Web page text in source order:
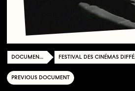
PREVIOUS DOCUMENT
DOCUMENTATION CENTER FESTIVAL DES CINÉMAS DIFFÉRENTS ET EXPÉRIMENTAUX DE PARIS